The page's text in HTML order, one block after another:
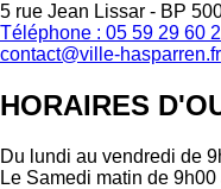
5 rue Jean Lissar - BP
Téléphone : 05 59 29 60
contact@ville-hasparren.fr
HORAIRES
Du lundi au vendredi de
Le Samedi matin de